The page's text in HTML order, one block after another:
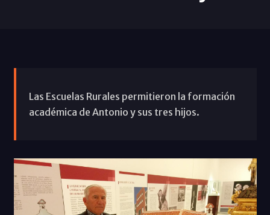
Las Escuelas Rurales permitieron la formación
académica de Antonio y sus tres hijos.